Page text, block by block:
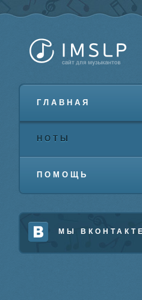
ГЛАВНАЯ
НОТЫ
ПОМОЩЬ
МЫ ВКОНТАКТЕ